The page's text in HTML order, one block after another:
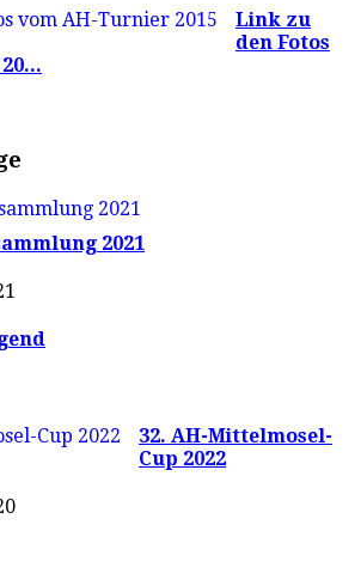
Link zu
den Fotos
2021
32. AH-Mittelmosel-
Cup 2022